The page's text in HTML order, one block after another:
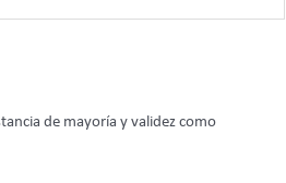
de mayoría y validez como